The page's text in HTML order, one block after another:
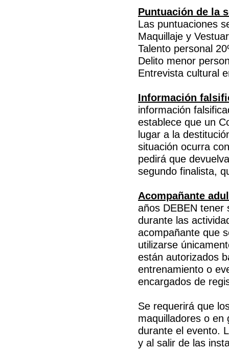
Puntuación de la
Las puntuaciones
Maquillaje y
Talento personal
Delito menor
Entrevista cultural
Información
información
establece que un
lugar a la
situación ocurra
pedirá que
segundo finalista,
Acompañante
años DEBEN tener
durante las
acompañante que
utilizarse
están autorizados
entrenamiento o
encargados de
Se requerirá que
maquilladores o en
durante el evento.
y al salir de las